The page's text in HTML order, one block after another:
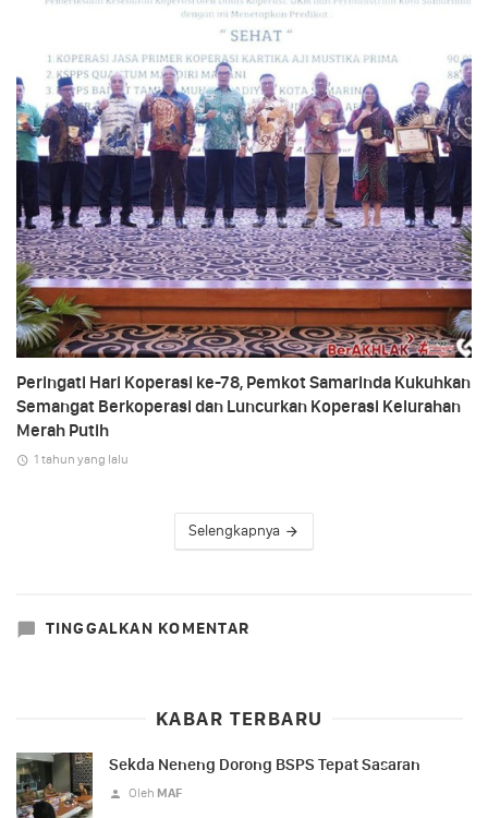
Peringati Hari Koperasi ke-78, Pemkot Samarinda Kukuhkan
Semangat Berkoperasi dan Luncurkan Koperasi Kelurahan
Merah Putih
1 tahun yang lalu
Selengkapnya
TINGGALKAN KOMENTAR
KABAR TERBARU
Sekda Neneng Dorong BSPS Tepat Sasaran
Oleh MAF